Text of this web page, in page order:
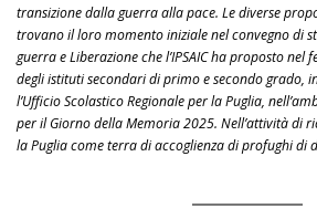
transizione dalla guerra alla pace. Le diverse
trovano il loro momento iniziale nel convegno di
guerra e Liberazione che l’IPSAIC ha proposto
degli istituti secondari di primo e secondo grado,
l’Ufficio Scolastico Regionale per la Puglia,
per il Giorno della Memoria 2025. Nell’attività di
la Puglia come terra di accoglienza di profughi di